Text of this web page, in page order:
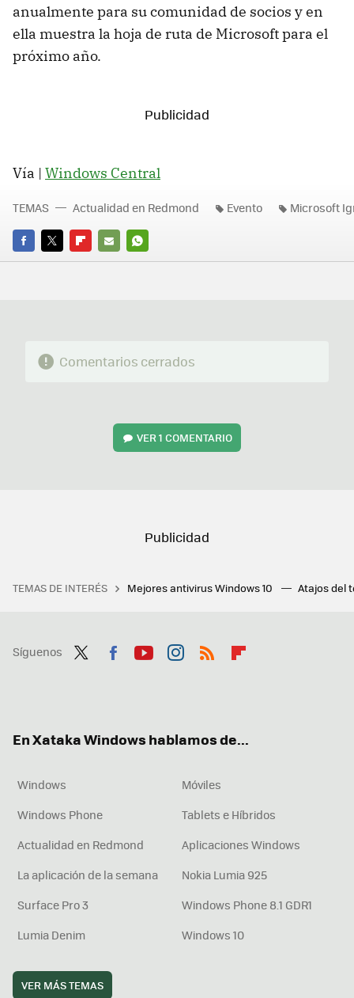
anualmente para su comunidad de socios y en
ella muestra la hoja de ruta de Microsoft para el
próximo año.
Vía | Windows Central
FACEBOOK
TWITTERFLIPBOARD
E-
WHATSAPP
TEMAS Actualidad en Redmond Evento Microsoft
Comentarios cerrados
VER1 COMENTARIO
TEMAS DE INTERÉS Mejores antivirus Windows 10 Atajos del
Síguenos
En Xataka Windows hablamos de...
Windows
Móviles
Windows Phone
Tablets e Híbridos
Actualidad en Redmond
Aplicaciones Windows
La aplicación de la semana
Nokia Lumia 925
Surface Pro 3
Windows Phone 8.1 GDR1
Lumia Denim
Windows 10
VER MÁS TEMAS